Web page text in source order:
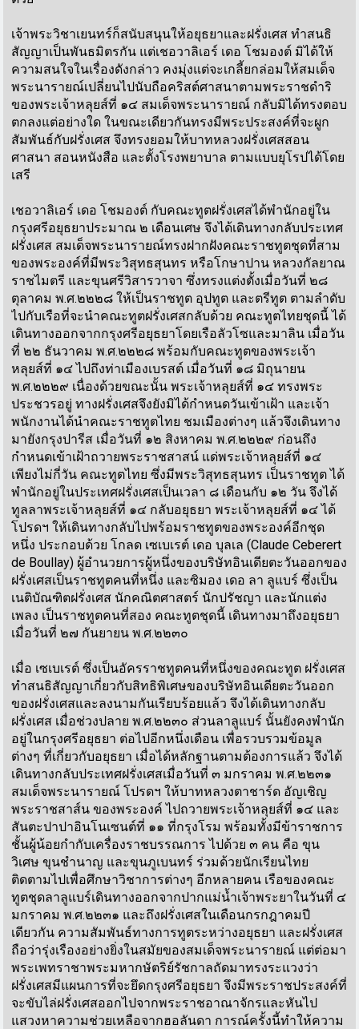
เจ้าพระวิชาเยนทร์ก็สนับสนุนให้อยุธยาและฝรั่งเศส ทำสนธิ
สัญญาเป็นพันธมิตรกัน แต่เชอวาลิเอร์ เดอ โชมองต์ มิได้ให้
ความสนใจในเรื่องดังกล่าว คงมุ่งแต่จะเกลี้ยกล่อมให้สมเด็จ
พระนารายณ์เปลี่ยนไปนับถือคริสต์ศาสนาตามพระราชดำริ
ของพระเจ้าหลุยส์ที่ ๑๔ สมเด็จพระนารายณ์ กลับมิได้ทรงตอบ
ตกลงแต่อย่างใด ในขณะเดียวกันทรงมีพระประสงค์ที่จะผูก
สัมพันธ์กับฝรั่งเศส จึงทรงยอมให้บาทหลวงฝรั่งเศสสอน
ศาสนา สอนหนังสือ และตั้งโรงพยาบาล ตามแบบยุโรปได้โดย
เสรี
เชอวาลิเอร์ เดอ โชมองต์ กับคณะทูตฝรั่งเศสได้พำนักอยู่ใน
กรุงศรีอยุธยาประมาณ ๒ เดือนเศษ จึงได้เดินทางกลับประเทศ
ฝรั่งเศส สมเด็จพระนารายณ์ทรงฝากฝังคณะราชทูตชุดที่สาม
ของพระองค์ที่มีพระวิสุทธสุนทร หรือโกษาปาน หลวงกัลยาณ
ราชไมตรี และขุนศรีวิสารวาจา ซึ่งทรงแต่งตั้งเมื่อวันที่ ๒๘
ตุลาคม พ.ศ.๒๒๒๘ ให้เป็นราชทูต อุปทูต และตรีทูต ตามลำดับ
ไปกับเรือที่จะนำคณะทูตฝรั่งเศสกลับด้วย คณะทูตไทยชุดนี้ ได้
เดินทางออกจากกรุงศรีอยุธยาโดยเรือลัวโซและมาลิน เมื่อวัน
ที่ ๒๒ ธันวาคม พ.ศ.๒๒๒๘ พร้อมกับคณะทูตของพระเจ้า
หลุยส์ที่ ๑๔ ไปถึงท่าเมืองเบรสต์ เมื่อวันที่ ๑๘ มิถุนายน
พ.ศ.๒๒๒๙ เนื่องด้วยขณะนั้น พระเจ้าหลุยส์ที่ ๑๔ ทรงพระ
ประชวรอยู่ ทางฝรั่งเศสจึงยังมิได้กำหนดวันเข้าเฝ้า และเจ้า
พนักงานได้นำคณะราชทูตไทย ชมเมืองต่างๆ แล้วจึงเดินทาง
มายังกรุงปารีส เมื่อวันที่ ๑๒ สิงหาคม พ.ศ.๒๒๒๙ ก่อนถึง
กำหนดเข้าเฝ้าถวายพระราชสาสน์ แด่พระเจ้าหลุยส์ที่ ๑๔
เพียงไม่กี่วัน คณะทูตไทย ซึ่งมีพระวิสุทธสุนทร เป็นราชทูต ได้
พำนักอยู่ในประเทศฝรั่งเศสเป็นเวลา ๘ เดือนกับ ๑๒ วัน จึงได้
ทูลลาพระเจ้าหลุยส์ที่ ๑๔ กลับอยุธยา พระเจ้าหลุยส์ที่ ๑๔ ได้
โปรดฯ ให้เดินทางกลับไปพร้อมราชทูตของพระองค์อีกชุด
หนึ่ง ประกอบด้วย โกลด เซเบเรต์ เดอ บุลเล (Claude Ceberert
de Boullay) ผู้อำนวยการผู้หนึ่งของบริษัทอินเดียตะวันออกของ
ฝรั่งเศสเป็นราชทูตคนที่หนึ่ง และซิมอง เดอ ลา ลูแบร์ ซึ่งเป็น
เนติบัณฑิตฝรั่งเศส นักคณิตศาสตร์ นักปรัชญา และนักแต่ง
เพลง เป็นราชทูตคนที่สอง คณะทูตชุดนี้ เดินทางมาถึงอยุธยา
เมื่อวันที่ ๒๗ กันยายน พ.ศ.๒๒๓๐
เมื่อ เซเบเรต์ ซึ่งเป็นอัครราชทูตคนที่หนึ่งของคณะทูต ฝรั่งเศส
ทำสนธิสัญญาเกี่ยวกับสิทธิพิเศษของบริษัทอินเดียตะวันออก
ของฝรั่งเศสและลงนามกันเรียบร้อยแล้ว จึงได้เดินทางกลับ
ฝรั่งเศส เมื่อช่วงปลาย พ.ศ.๒๒๓๐ ส่วนลาลูแบร์ นั้นยังคงพำนัก
อยู่ในกรุงศรีอยุธยา ต่อไปอีกหนึ่งเดือน เพื่อรวบรวมข้อมูล
ต่างๆ ที่เกี่ยวกับอยุธยา เมื่อได้หลักฐานตามต้องการแล้ว จึงได้
เดินทางกลับประเทศฝรั่งเศสเมื่อวันที่ ๓ มกราคม พ.ศ.๒๒๓๑
สมเด็จพระนารายณ์ โปรดฯ ให้บาทหลวงตาชาร์ด อัญเชิญ
พระราชสาส์น ของพระองค์ ไปถวายพระเจ้าหลุยส์ที่ ๑๔ และ
สันตะปาปาอินโนเซนต์ที่ ๑๑ ที่กรุงโรม พร้อมทั้งมีข้าราชการ
ชั้นผู้น้อยกำกับเครื่องราชบรรณการ ไปด้วย ๓ คน คือ ขุน
วิเศษ ขุนชำนาญ และขุนภูเบนทร์ ร่วมด้วยนักเรียนไทย
ติดตามไปเพื่อศึกษาวิชาการต่างๆ อีกหลายคน เรือของคณะ
ทูตชุดลาลูแบร์เดินทางออกจากปากแม่น้ำเจ้าพระยาในวันที่ ๔
มกราคม พ.ศ.๒๒๓๑ และถึงฝรั่งเศสในเดือนกรกฎาคมปี
เดียวกัน ความสัมพันธ์ทางการทูตระหว่างอยุธยา และฝรั่งเศส
ถือว่ารุ่งเรืองอย่างยิ่งในสมัยของสมเด็จพระนารายณ์ แต่ต่อมา
พระเพทราชาพระมหากษัตริย์รัชกาลถัดมาทรงระแวงว่า
ฝรั่งเศสมีแผนการที่จะยึดกรุงศรีอยุธยา จึงมีพระราชประสงค์ที่
จะขับไล่ฝรั่งเศสออกไปจากพระราชอาณาจักรและหันไป
แสวงหาความช่วยเหลือจากฮอลันดา การณ์ครั้งนี้ทำให้ความ